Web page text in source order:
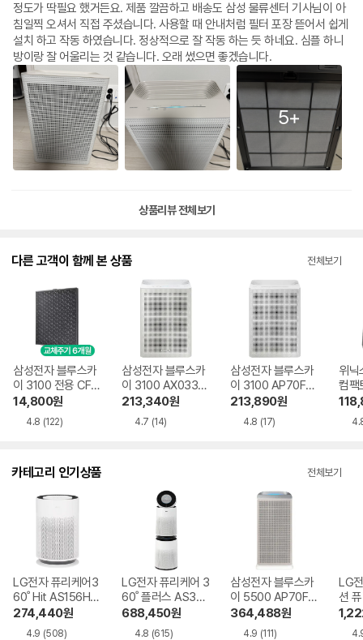
정도가 딱필요 했거든요. 제품 깔끔하고 배송도 삼성 물류센터 기사님이 아
침일찍 오셔서 직접 주셨습니다. 사용할 때 안내처럼 필터 포장 뜯어서 쉽게
설치 하고 작동 하였습니다. 정상적으로 잘 작동 하는 듯 하네요. 심플 하니
방이랑 잘 어울리는 것 같습니다. 오래 썼으면 좋겠습니다.
5+
상품리뷰 전체보기
다른 고객이 함께 본 상품 전체보기
삼성전자 블루스카
이 3100 전용 CFX-
K100D 일체형필터
14,800원
4.8 (122)
삼성전자 블루스카
이 3100 AX033B
310GWD 일반구매
213,340원
4.7 (14)
삼성전자 블루스카
이 3100 AP70F03
102RVD 일반구매
213,890원
4.8 (17)
위닉
컴
카테고리 인기상품 전체보기
LG전자 퓨리케어3
60˚ Hit AS156HW
WC
274,440원
4.9 (508)
LG전자 퓨리케어 3
60˚ 플러스 AS305
DWWA
688,450원
4.8 (615)
삼성전자 블루스카
이 5500 AP70F0
6103RTD
364,488원
4.9 (111)
LG
션
0˚
MA